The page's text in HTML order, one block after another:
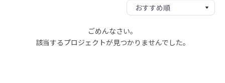
ごめんなさい。
該当するプロジェクトが見つかりませんでした。